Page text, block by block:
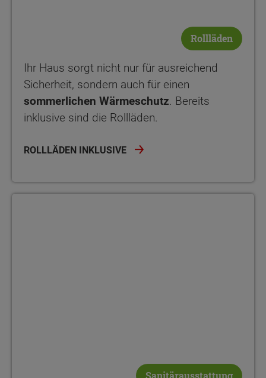
Rollläden
Ihr Haus sorgt nicht nur für ausreichend
Sicherheit, sondern auch für einen
sommerlichen Wärmeschutz. Bereits
inklusive sind die Rollläden.
ROLLLÄDEN INKLUSIVE
Sanitärausstattung